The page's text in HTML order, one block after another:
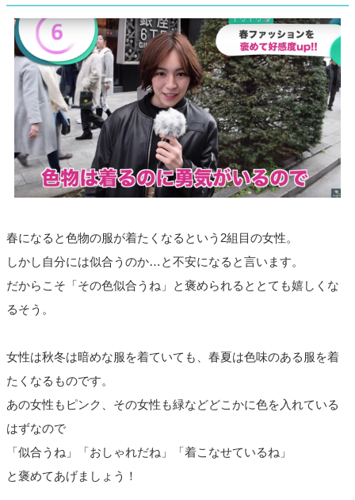
春になると色物の服が着たくなるという2組目の女性。
しかし自分には似合うのか…と不安になると言います。
だからこそ「その色似合うね」と褒められるととても嬉しくな
るそう。
女性は秋冬は暗めな服を着ていても、春夏は色味のある服を着
たくなるものです。
あの女性もピンク、その女性も緑などどこかに色を入れている
はずなので
「似合うね」「おしゃれだね」「着こなせているね」
と褒めてあげましょう！